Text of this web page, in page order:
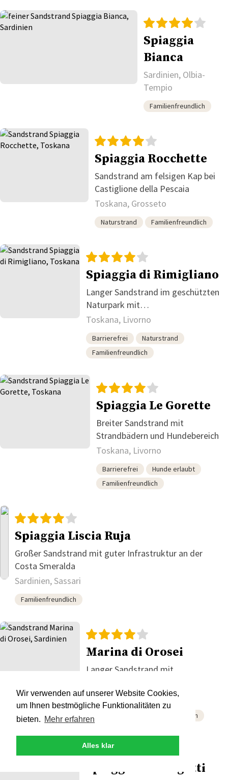
Wir verwenden auf unserer Website Cookies,
um Ihnen bestmögliche Funktionalitäten zu
bieten. Mehr erfahren
Alles klar
Spiaggia
Bianca
Sardinien, Olbia-
Tempio
Familienfreundlich
Spiaggia Rocchette
Sandstrand am felsigen Kap bei
Castiglione della Pescaia
Toskana, Grosseto
Naturstrand Familienfreundlich
Spiaggia di Rimigliano
Langer Sandstrand im geschützten
Naturpark mit
Sommerinfrastruktur
Toskana, Livorno
Barrierefrei
Naturstrand
Familienfreundlich
Spiaggia Le Gorette
Breiter Sandstrand mit
Strandbädern und Hundebereich
Toskana, Livorno
Barrierefrei
Hunde erlaubt
Familienfreundlich
Spiaggia Liscia Ruja
Großer Sandstrand mit guter Infrastruktur an der
Costa Smeralda
Sardinien, Sassari
Familienfreundlich
Marina di Orosei
Langer Sandstrand mit
Erreichbarkeit
Sardinien, Sassari
Naturstrand Familienfreundlich
Spiaggia di Varigotti